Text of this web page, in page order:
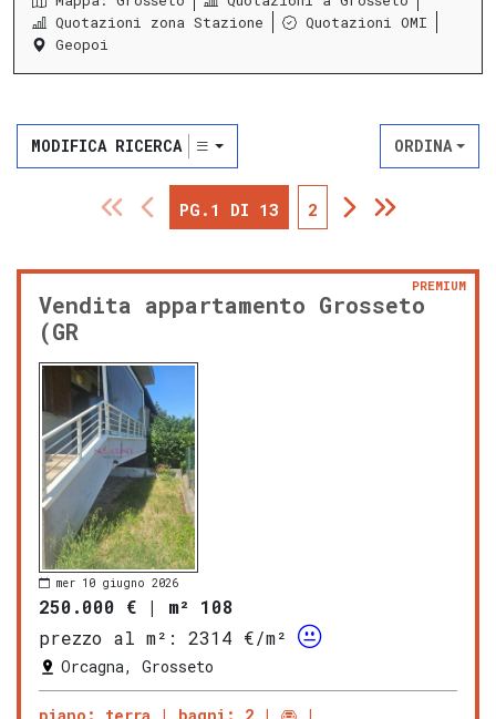
Quotazioni zona Stazione
Quotazioni OMI
Geopoi
MODIFICA RICERCA ORDINA
PG.1 DI 13 2
Vendita appartamento Grosseto
(GR
PREMIUM
mer 10 giugno 2026
250.000 € | m² 108
prezzo al m²:
2314 €/m²
Orcagna, Grosseto